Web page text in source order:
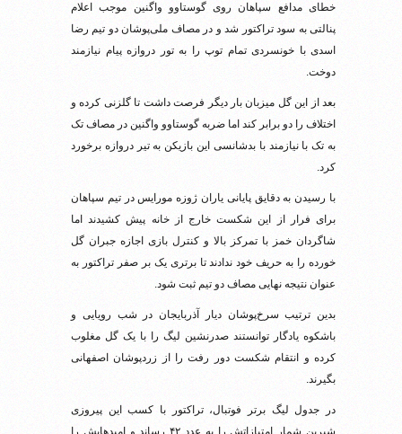
خطای مدافع سپاهان روی گوستاوو واگنین موجب اعلام
پنالتی به سود تراکتور شد و در مصاف ملی‌پوشان دو تیم رضا
اسدی با خونسردی تمام توپ را به تور دروازه پیام نیازمند
دوخت.
بعد از این گل میزبان بار دیگر فرصت داشت تا گلزنی کرده و
اختلاف را دو برابر کند اما ضربه گوستاوو واگنین در مصاف تک
به تک با نیازمند با بدشانسی این بازیکن به تیر دروازه برخورد
کرد.
با رسیدن به دقایق پایانی یاران ژوزه مورایس در تیم سپاهان
برای فرار از این شکست خارج از خانه پیش کشیدند اما
شاگردان خمز با تمرکز بالا و کنترل بازی اجازه جبران گل
خورده را به حریف خود ندادند تا برتری یک بر صفر تراکتور به
عنوان نتیجه نهایی مصاف دو تیم ثبت شود.
بدین ترتیب سرخ‌پوشان دیار آذربایجان در شب رویایی و
باشکوه یادگار توانستند صدرنشین لیگ را با یک گل مغلوب
کرده و انتقام شکست دور رفت را از زردپوشان اصفهانی
بگیرند.
در جدول لیگ برتر فوتبال، تراکتور با کسب این پیروزی
شیرین شمار امتیازاتش را به عدد ۴۲ رساند و امیدهایش را